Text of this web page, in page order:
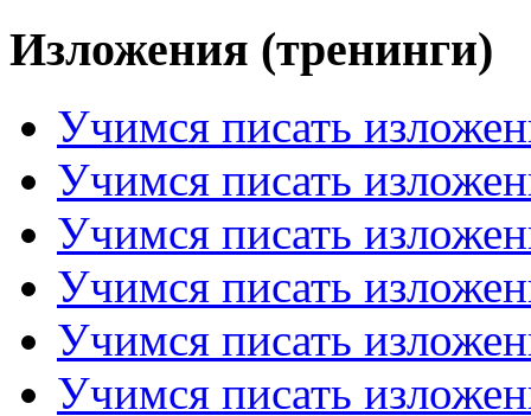
Изложения (тренинги)
Учимся писать
Учимся писать
Учимся писать
Учимся писать
Учимся писать
Учимся писать